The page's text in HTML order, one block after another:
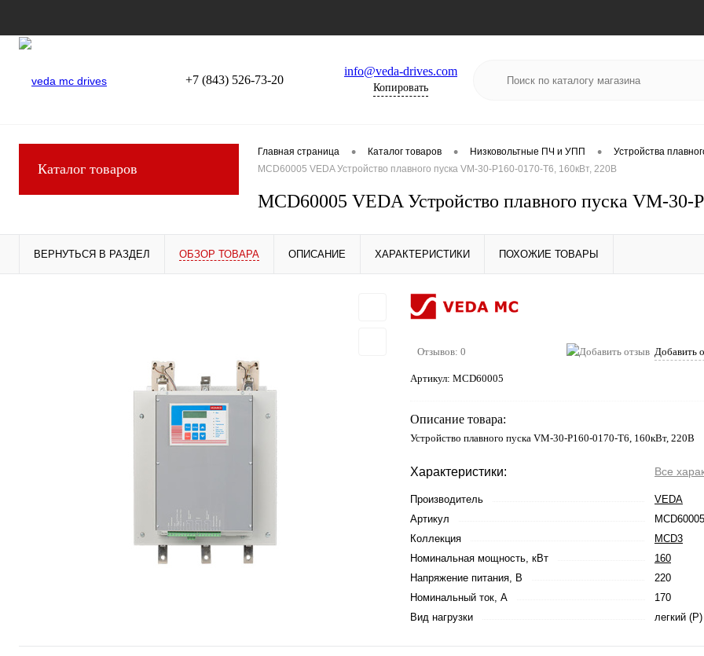
+7 (843) 526-73-20
info@veda-drives.com
Копировать
Каталог товаров
Главная страница • Каталог товаров • Низковольтные ПЧ и УПП •
Устройства
MCD60005 VEDA Устройство плавного пуска VM-30-P160-0170-T6, 160кВт, 220В
MCD60005 VEDA Устройство плавного пуска VM-30-
ВЕРНУТЬСЯ В РАЗДЕЛ ОБЗОР ТОВАРА ОПИСАНИЕ ХАРАКТЕРИСТИКИ ПОХОЖИЕ ТОВАРЫ
Отзывов: 0 Добавить
Артикул: MCD60005
Описание товара:
Устройство плавного пуска VM-30-P160-0170-T6, 160кВт, 220В
Характеристики: Все
Производитель
VEDA
Артикул
MCD60005
Коллекция
MCD3
Номинальная мощность, кВт
160
Напряжение питания, В
220
Номинальный ток, А
170
Вид нагрузки
легкий (P)